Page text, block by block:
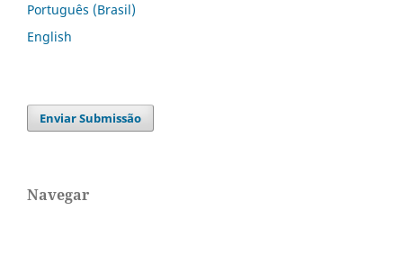
Português (Brasil)
English
Enviar Submissão
Navegar